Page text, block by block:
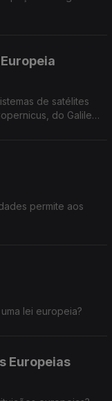
de satélites
do Galileo
permite aos
lei europeia?
Europeias